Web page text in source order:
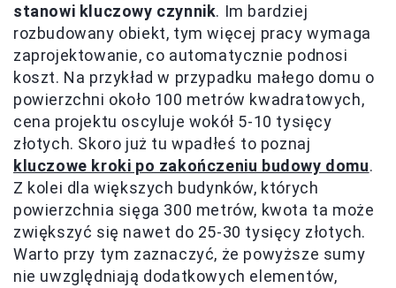
stanowi kluczowy czynnik. Im bardziej
rozbudowany obiekt, tym więcej pracy wymaga
zaprojektowanie, co automatycznie podnosi
koszt. Na przykład w przypadku małego domu o
powierzchni około 100 metrów kwadratowych,
cena projektu oscyluje wokół 5-10 tysięcy
złotych. Skoro już tu wpadłeś to poznaj
kluczowe kroki po zakończeniu budowy domu.
Z kolei dla większych budynków, których
powierzchnia sięga 300 metrów, kwota ta może
zwiększyć się nawet do 25-30 tysięcy złotych.
Warto przy tym zaznaczyć, że powyższe sumy
nie uwzględniają dodatkowych elementów,